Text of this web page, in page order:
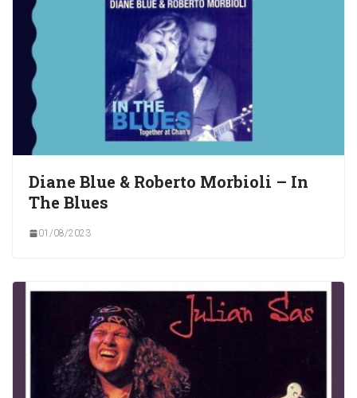
Diane Blue & Roberto Morbioli – In
The Blues
01/08/2023